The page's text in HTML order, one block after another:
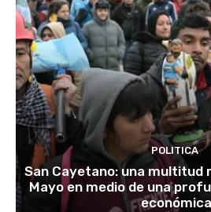
POLITICA
San Cayetano: una multitud
Mayo en medio de una
económica